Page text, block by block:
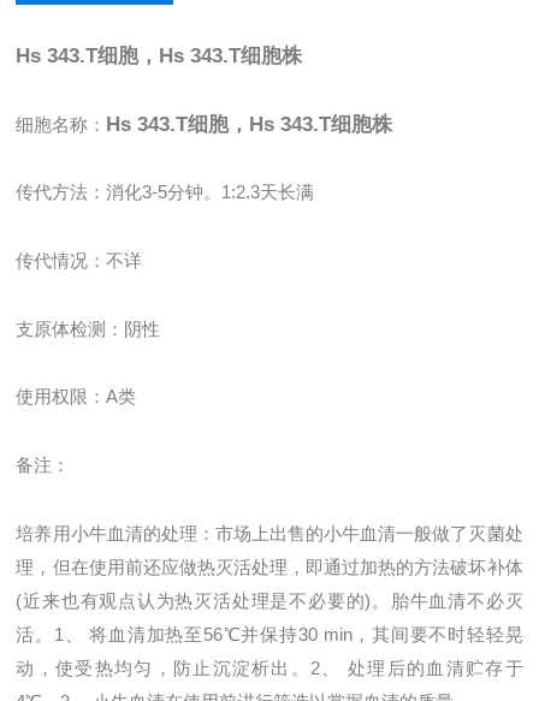
Hs 343.T细胞，Hs 343.T细胞株
细胞名称： Hs 343.T细胞，Hs 343.T细胞株
传代方法：消化3-5分钟。 1:2.3天长满
传代情况：不详
支原体检测：阴性
使用权限：A类
备注：
培养用小牛血清的处理：市场上出售的小牛血清一般做了灭菌处
理，但在使用前还应做热灭活处理，即通过加热的方法破坏补体
(近来也有观点认为热灭活处理是不必要的)。胎牛血清不必灭
活。1、 将血清加热至56℃并保持30 min，其间要不时轻轻晃
动，使受热均匀，防止沉淀析出。2、 处理后的血清贮存于